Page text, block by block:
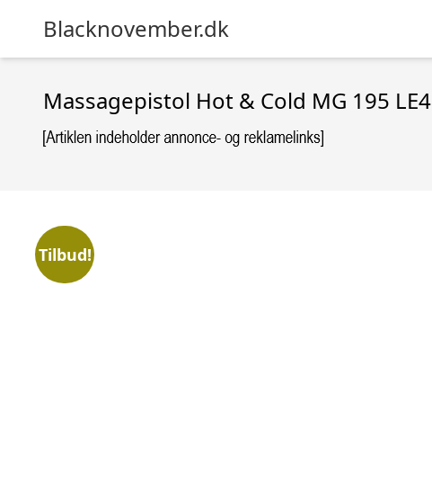
Blacknovember.dk
Massagepistol Hot & Cold MG 195 LE4
Tilbud!